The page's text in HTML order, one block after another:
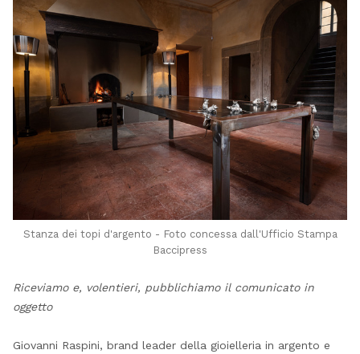
Stanza dei topi d'argento - Foto concessa dall'Ufficio Stampa
Baccipress
Riceviamo e, volentieri, pubblichiamo il comunicato in
oggetto
Giovanni Raspini, brand leader della gioielleria in argento e